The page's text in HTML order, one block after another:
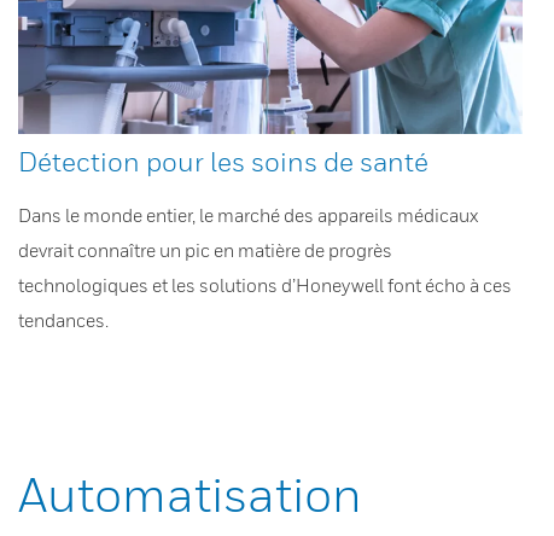
Détection pour les soins de santé
Dans le monde entier, le marché des appareils médicaux
devrait connaître un pic en matière de progrès
technologiques et les solutions d’Honeywell font écho à ces
tendances.
Automatisation